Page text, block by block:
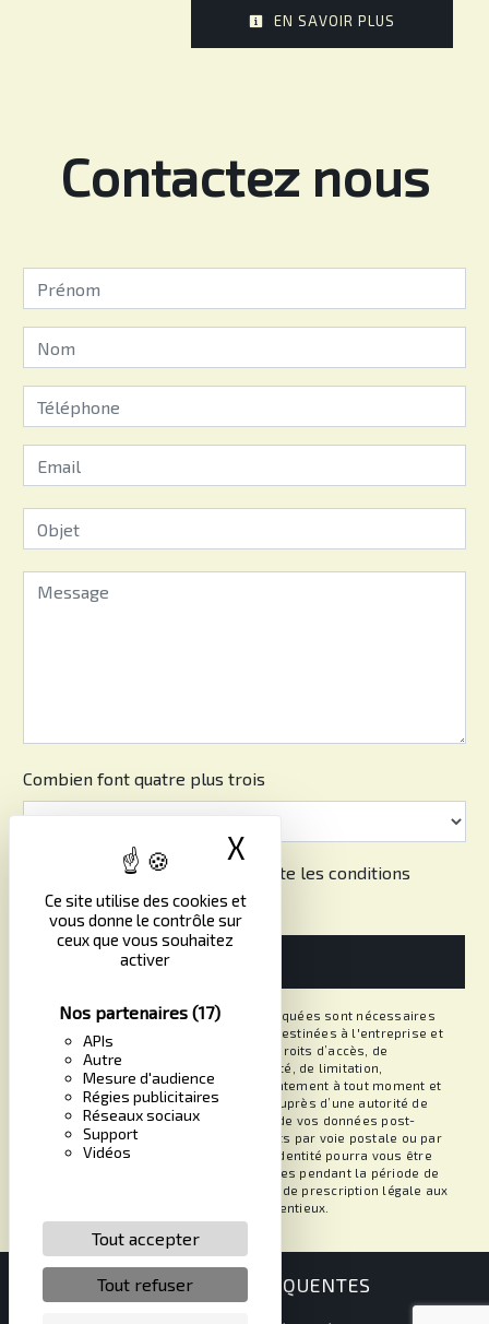
Ce site utilise des cookies et
vous donne le contrôle sur
ceux que vous souhaitez
activer
Nos partenaires (17)
APIs
Autre
Mesure d'audience
Régies publicitaires
Réseaux sociaux
Support
Vidéos
Tout accepter
Tout refuser
X Masquer le
EN SAVOIR PLUS
Contactez nous
Combien font quatre plus trois
En cochant cette case, j'accepte les conditions
particulières ci-dessous **
** Les données personnelles communiquées sont nécessaires
aux fins de vous contacter. Elles sont destinées à l'entreprise et
ses sous-traitants. Vous disposez de droits d’accès, de
rectification, d’effacement, de portabilité, de limitation,
d’opposition, de retrait de votre consentement à tout moment et
du droit d’introduire une réclamation auprès d’une autorité de
contrôle, ainsi que d’organiser le sort de vos données post-
mortem. Vous pouvez exercer ces droits par voie postale ou par
courrier électronique. Un justificatif d'identité pourra vous être
demandé. Nous conservons vos données pendant la période de
prise de contact puis pendant la durée de prescription légale aux
fins probatoires et de gestion des contentieux.
RECHERCHES FRÉQUENTES